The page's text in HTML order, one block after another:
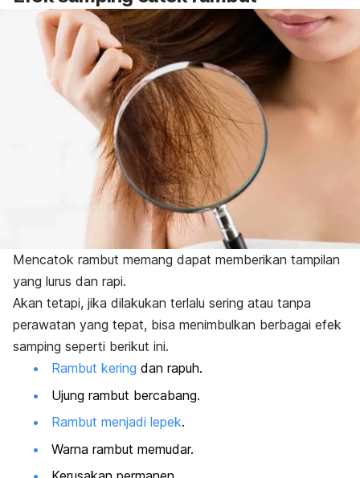
Mencatok rambut memang dapat memberikan tampilan
yang lurus dan rapi.
Akan tetapi, jika dilakukan terlalu sering atau tanpa
perawatan yang tepat, bisa menimbulkan berbagai efek
samping seperti berikut ini.
Rambut kering dan rapuh.
Ujung rambut bercabang.
Rambut menjadi lepek.
Warna rambut memudar.